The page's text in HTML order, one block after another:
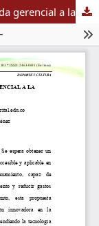
El paso hacia la prevención: una mirada gerencial a la tecnología deportiva